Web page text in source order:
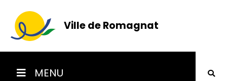
Ville de Romagnat
MENU